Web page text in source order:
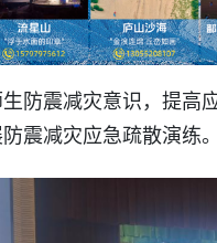
防震减灾意识，提高
震减灾应急疏散演练。